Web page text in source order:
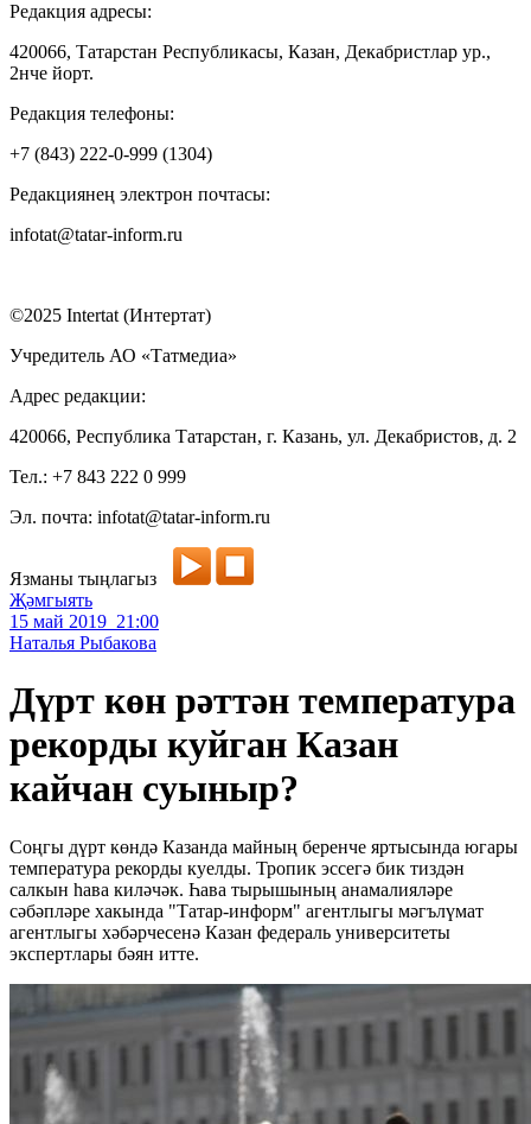
Редакция адресы:
420066, Татарстан Республикасы, Казан, Декабристлар ур.,
2нче йорт.
Редакция телефоны:
+7 (843) 222-0-999 (1304)
Редакциянең электрон почтасы:
infotat@tatar-inform.ru
©2025 Intertat (Интертат)
Учредитель АО «Татмедиа»
Адрес редакции:
420066, Республика Татарстан, г. Казань, ул. Декабристов, д. 2
Тел.: +7 843 222 0 999
Эл. почта: infotat@tatar-inform.ru
Язманы тыңлагыз
Җәмгыять
15 май 2019 21:00
Наталья Рыбакова
Дүрт көн рәттән температура
рекорды куйган Казан
кайчан суыныр?
Соңгы дүрт көндә Казанда майның беренче яртысында югары
температура рекорды куелды. Тропик эссегә бик тиздән
салкын һава киләчәк. Һава тырышының анамалияләре
сәбәпләре хакында "Татар-информ" агентлыгы мәгълүмат
агентлыгы хәбәрчесенә Казан федераль университеты
экспертлары бәян итте.